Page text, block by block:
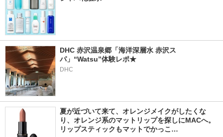
DHC 赤沢温泉郷「海洋深層水 赤沢ス
パ」“Watsu”体験レポ★
DHC
夏が近づいて来て、オレンジメイクがしたくな
り、オレンジ系のマットリップを探しにMACへ。
リップスティックもマットでかっこ…